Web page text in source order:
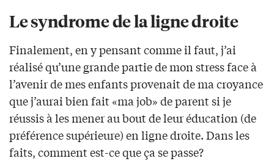
Le syndrome de la ligne droite
Finalement, en y pensant comme il faut, j’ai
réalisé qu’une grande partie de mon stress face à
l’avenir de mes enfants provenait de ma croyance
que j’aurai bien fait «ma job» de parent si je
réussis à les mener au bout de leur éducation (de
préférence supérieure) en ligne droite. Dans les
faits, comment est-ce que ça se passe?